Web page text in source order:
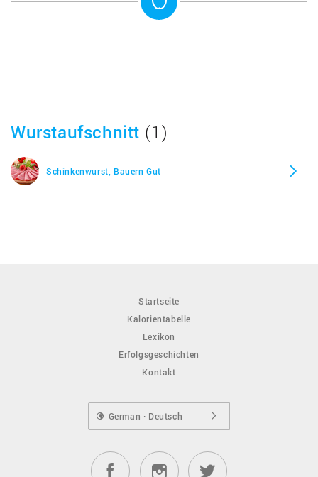
Wurstaufschnitt (1)
Schinkenwurst, Bauern Gut
Startseite
Kalorientabelle
Lexikon
Erfolgsgeschichten
Kontakt
German · Deutsch